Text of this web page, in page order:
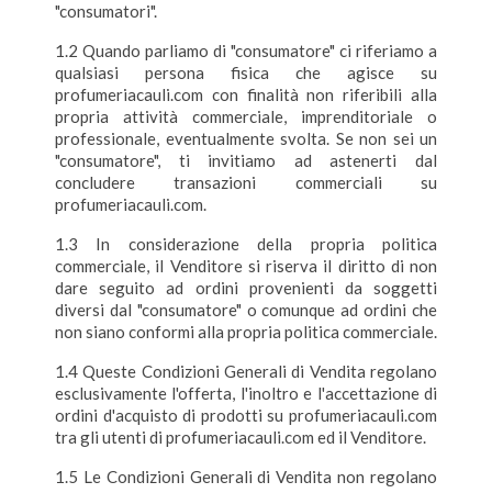
"consumatori".
1.2 Quando parliamo di "consumatore" ci riferiamo a
qualsiasi persona fisica che agisce su
profumeriacauli.com con finalità non riferibili alla
propria attività commerciale, imprenditoriale o
professionale, eventualmente svolta. Se non sei un
"consumatore", ti invitiamo ad astenerti dal
concludere transazioni commerciali su
profumeriacauli.com.
1.3 In considerazione della propria politica
commerciale, il Venditore si riserva il diritto di non
dare seguito ad ordini provenienti da soggetti
diversi dal "consumatore" o comunque ad ordini che
non siano conformi alla propria politica commerciale.
1.4 Queste Condizioni Generali di Vendita regolano
esclusivamente l'offerta, l'inoltro e l'accettazione di
ordini d'acquisto di prodotti su profumeriacauli.com
tra gli utenti di profumeriacauli.com ed il Venditore.
1.5 Le Condizioni Generali di Vendita non regolano